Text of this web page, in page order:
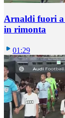
Arnaldi fuori a
in rimonta
01:29